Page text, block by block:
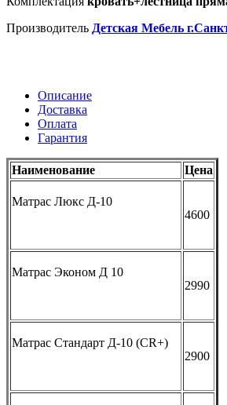
Производитель Детская Мебель
Описание
Доставка
Оплата
Гарантия
Наименование Цена
Матрас Люкс Д-10
4600
Матрас Эконом Д 10
2990
Матрас Стандарт Д-10 (CR+)
2900